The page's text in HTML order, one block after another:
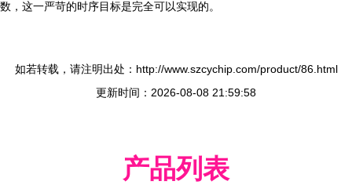
数，这一严苛的时序目标是完全可以实现的。
如若转载，请注明出处：http://www.szcychip.com/product/86.html
更新时间：2026-08-08 21:59:58
产品列表